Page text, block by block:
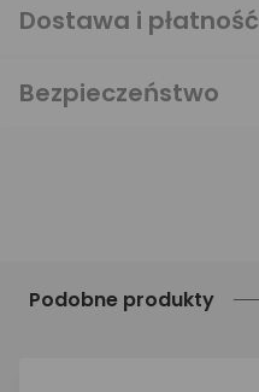
Podobne produkty
Dostawa i płatność
Bezpieczeństwo